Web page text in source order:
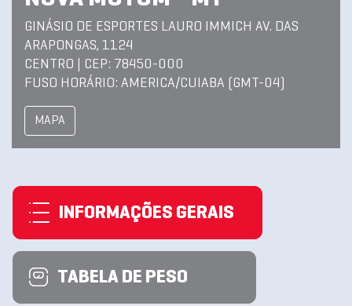
GINÁSIO DE ESPORTES LAURO IMMICH AV. DAS
ARAPONGAS, 1124
CENTRO | CEP: 78450-000
FUSO HORÁRIO: AMERICA/CUIABA (GMT-04)
MAPA
INFORMAÇÕES GERAIS
TABELA DE PESO